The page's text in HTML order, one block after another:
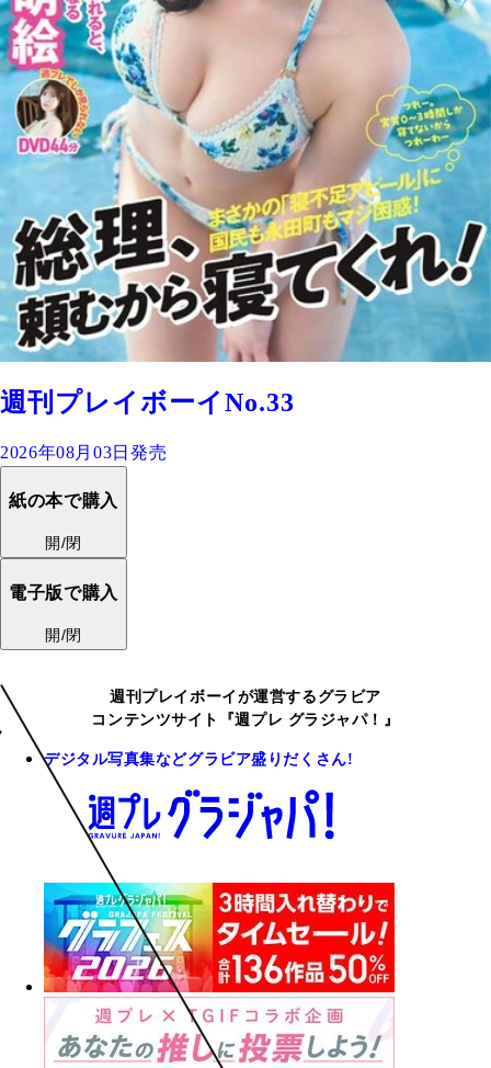
週刊プレイボーイNo.33
2026年08月03日発売
紙の本で購入
開/閉
電子版で購入
開/閉
週刊プレイボーイが運営するグラビア
コンテンツサイト『週プレ グラジャパ！』
デジタル写真集などグラビア盛りだくさん!